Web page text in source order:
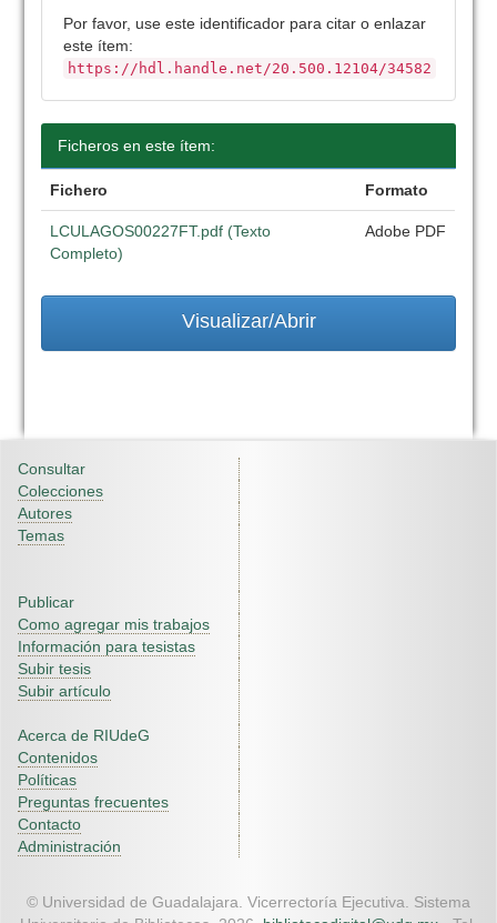
Por favor, use este identificador para citar o enlazar
este ítem:
https://hdl.handle.net/20.500.12104/34582
Ficheros en este ítem:
Fichero Formato
LCULAGOS00227FT.pdf (Texto
Completo)
Adobe PDF
Visualizar/Abrir
Consultar
Colecciones
Autores
Temas
Publicar
Como agregar mis trabajos
Información para tesistas
Subir tesis
Subir artículo
Acerca de RIUdeG
Contenidos
Políticas
Preguntas frecuentes
Contacto
Administración
© Universidad de Guadalajara. Vicerrectoría Ejecutiva. Sistema